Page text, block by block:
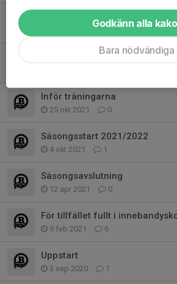
Påskledigt innebandyskolan v14
5
Juluppehållet 2022
Inför träningarna
25 okt 2021 0
Säsongsstart 2021/2022
4 okt 2021 1
Säsongsavslutning
12 apr 2021 0
För tillfället fullt i
9 feb 2021 6
Uppstart
3 sep 2020 1
Godkänn alla
Bara nödvändiga